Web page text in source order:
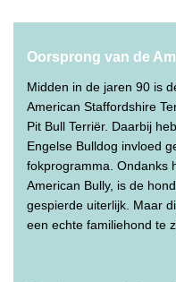
Oorsprong van de
Midden in de jaren 90 is
American Staffordshire
Pit Bull Terriër. Daarbij
Engelse Bulldog invloed
fokprogramma. Ondanks
American Bully, is de
gespierde uiterlijk. Maar
een echte familiehond te